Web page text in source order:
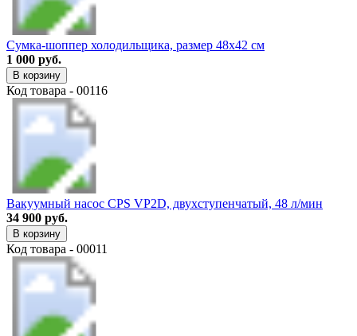
Сумка-шоппер холодильщика, размер 48х42 см
1 000 руб.
В корзину
Код товара - 00116
Вакуумный насос CPS VP2D, двухступенчатый, 48 л/мин
34 900 руб.
В корзину
Код товара - 00011